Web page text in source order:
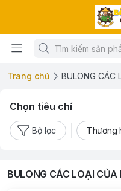
Trang chủ BULONG CÁC
Chọn tiêu chí
Bộ lọc Thương
BULONG CÁC LOẠI CỦA